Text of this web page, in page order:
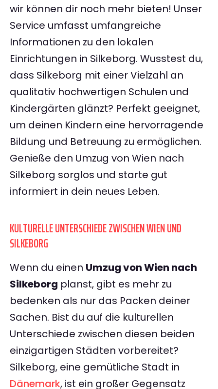
wir können dir noch mehr bieten! Unser
Service umfasst umfangreiche
Informationen zu den lokalen
Einrichtungen in Silkeborg. Wusstest du,
dass Silkeborg mit einer Vielzahl an
qualitativ hochwertigen Schulen und
Kindergärten glänzt? Perfekt geeignet,
um deinen Kindern eine hervorragende
Bildung und Betreuung zu ermöglichen.
Genieße den Umzug von Wien nach
Silkeborg sorglos und starte gut
informiert in dein neues Leben.
KULTURELLE UNTERSCHIEDE ZWISCHEN WIEN UND
SILKEBORG
Wenn du einen Umzug von Wien nach
Silkeborg planst, gibt es mehr zu
bedenken als nur das Packen deiner
Sachen. Bist du auf die kulturellen
Unterschiede zwischen diesen beiden
einzigartigen Städten vorbereitet?
Silkeborg, eine gemütliche Stadt in
Dänemark, ist ein großer Gegensatz